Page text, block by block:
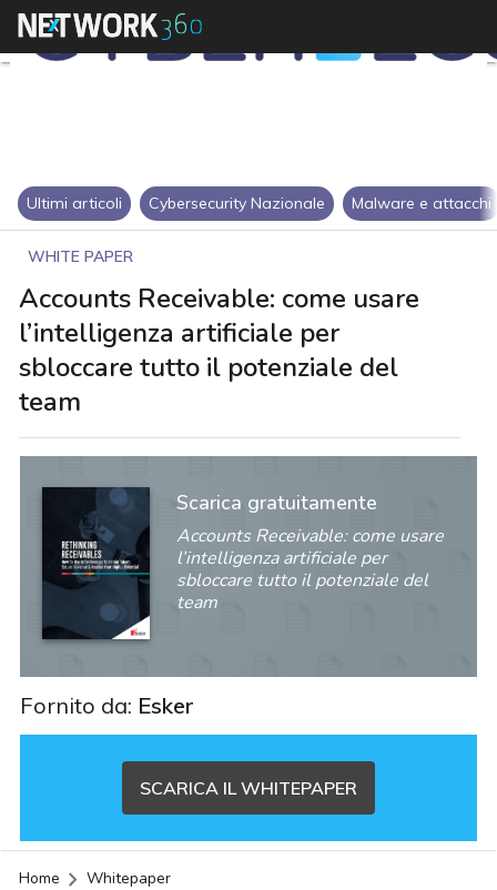
Ultimi articoli Cybersecurity Nazionale Malware e attacchi
WHITE PAPER
Accounts Receivable: come usare
l’intelligenza artificiale per
sbloccare tutto il potenziale del
team
Scarica gratuitamente
Accounts Receivable: come usare
l’intelligenza artificiale per
sbloccare tutto il potenziale del
team
Fornito da: Esker
SCARICA IL WHITEPAPER
Home Whitepaper